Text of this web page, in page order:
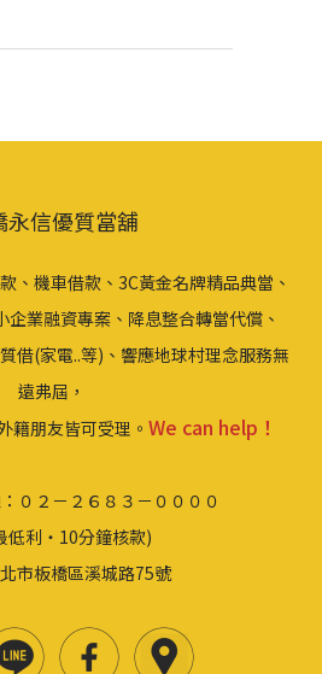
永信優質當舖
、機車借款、3C黃金名牌精品典當、
業融資專案、降息整合轉當代償、
借(家電..等)、響應地球村理念服務無
遠弗屆，
籍朋友皆可受理。 We can help！
０２－２６８３－００００
低利‧10分鐘核款)
市板橋區溪城路75號